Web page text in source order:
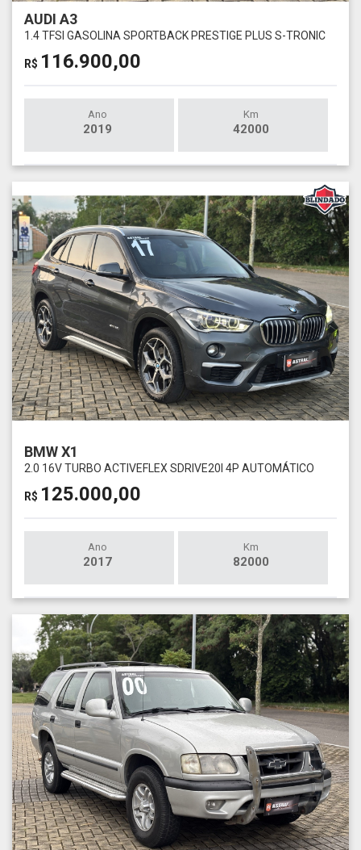
AUDI A3
1.4 TFSI GASOLINA SPORTBACK PRESTIGE PLUS S-TRONIC
R$ 116.900,00
Ano
2019
Km
42000
BMW X1
2.0 16V TURBO ACTIVEFLEX SDRIVE20I 4P AUTOMÁTICO
R$ 125.000,00
Ano
2017
Km
82000